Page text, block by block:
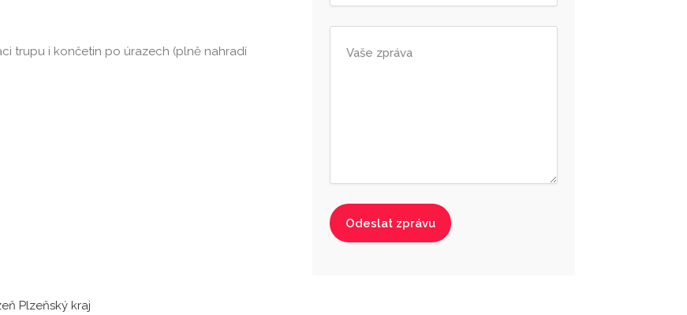
trupu i končetin po úrazech (plně nahradí
Plzeňský kraj